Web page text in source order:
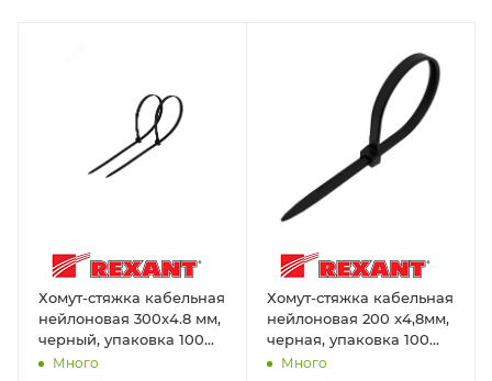
Хомут-стяжка кабельная
нейлоновая 300x4.8 мм,
черный, упаковка 100
шт. Rexant
Много
Хомут-стяжка кабельная
нейлоновая 200 x4,8мм,
черная, упаковка 100
шт. Rexant
Много